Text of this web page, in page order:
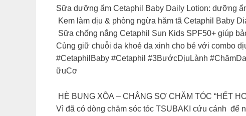
Sữa dưỡng ẩm Cetaphil Baby Daily Lotion: dưỡng
Kem làm dịu & phòng ngừa hăm tã Cetaphil Baby
Sữa chống nắng Cetaphil Sun Kids SPF50+ giúp
Cùng giữ chuỗi da khoẻ da xinh cho bé với combo
#CetaphilBaby #Cetaphil #3BướcDịuLành
ữuCơ
HÈ BUNG XÕA – CHẲNG SỢ CHĂM TÓC “HẾT
Vì đã có dòng chăm sóc tóc TSUBAKI cứu cánh để